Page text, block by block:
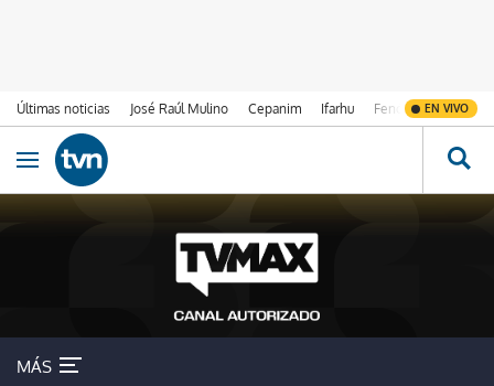
Últimas noticias José Raúl Mulino Cepanim Ifarhu Fenómeno de El
EN VIVO
Ir al contenido
Obrir navegació
MÁS